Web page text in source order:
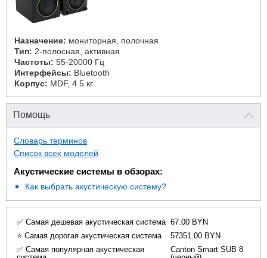
Назначение: мониторная, полочная
Тип: 2-полосная, активная
Частоты: 55-20000 Гц
Интерфейсы: Bluetooth
Корпус: MDF, 4.5 кг
Помощь
Словарь терминов
Список всех моделей
Акустические системы в обзорах:
Как выбрать акустическую систему?
✅ Самая дешевая акустическая система 67.00 BYN
⭐ Самая дорогая акустическая система
57351.00 BYN
✅ Самая популярная акустическая
Canton Smart SUB 8